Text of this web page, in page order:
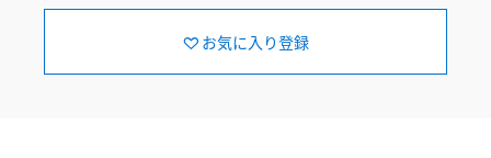
お気に入り登録